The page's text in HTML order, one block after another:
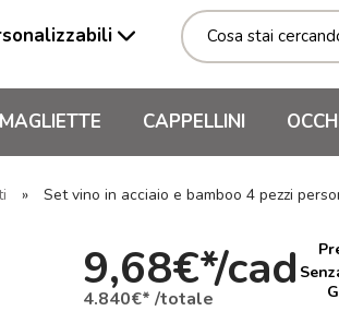
MAGLIETTE CAPPELLINI
» Set vino in acciaio e bamboo 4 pezzi
9,68€*/cad
4.840€* /totale